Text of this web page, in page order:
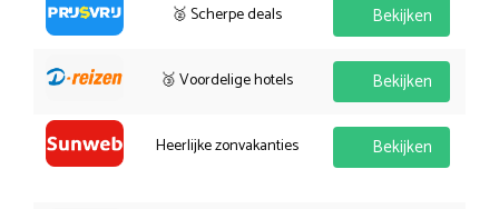
🥈 Scherpe deals Bekijken
🥉 Voordelige hotels Bekijken
Heerlijke zonvakanties Bekijken